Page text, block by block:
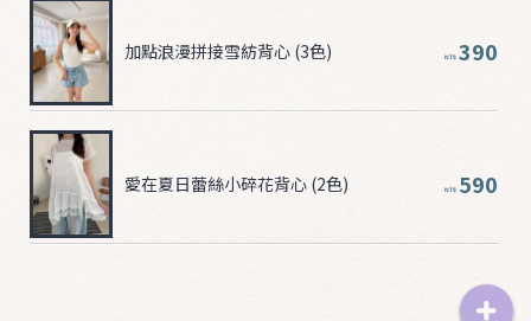
NT$ 390
加點浪漫拼接雪紡背心 (3色)
NT$ 590
愛在夏日蕾絲小碎花背心 (2色)